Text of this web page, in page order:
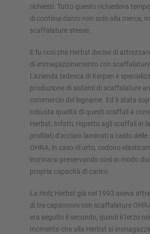
richiesti. Tutto questo richiedeva
di continui danni non solo alla merce,
scaffalature stesse.
E fu così che Herbst decise di
di immagazzinamento con scaffalature
L'azienda tedesca di Kerpen è
produzione di sistemi di scaffalature
commercio del legname. Ed è stata
robusta qualità di questi scaffali a
Herbst. Infatti, rispetto agli scaffali in
profilati d'acciaio laminati a caldo
OHRA, in caso di urto, cedono
incrinarsi preservando così in modo
propria capacità di carico.
La Holz Herbst già nel 1993 aveva
di tre capannoni con scaffalature
era seguito il secondo, quindi il terzo
momento che alla Herbst si